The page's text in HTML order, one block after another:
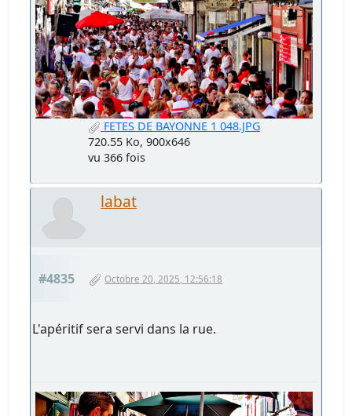
FETES DE BAYONNE 1 048.JPG
720.55 Ko, 900x646
vu 366 fois
labat
#4835 Octobre 20, 2025, 12:56:18
L'apéritif sera servi dans la rue.